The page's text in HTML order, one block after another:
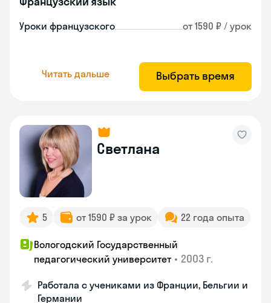
Уроки французского от 1590 ₽ / урок
Читать дальше Выбрать время
Светлана
5 от 1590 ₽ за урок 22 года опыта
Вологодский Государственный
педагогический университет • 2003 г.
Работала с учениками из Франции, Бельгии и
Германии